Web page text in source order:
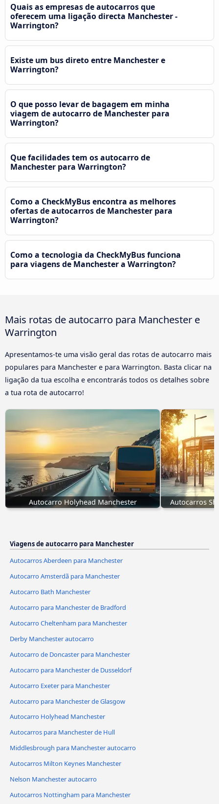
Quais as empresas de autocarros que
oferecem uma ligação directa Manchester -
Warrington?
Existe um bus direto entre Manchester e
Warrington?
O que posso levar de bagagem em minha
viagem de autocarro de Manchester para
Warrington?
Que facilidades tem os autocarro de
Manchester para Warrington?
Como a CheckMyBus encontra as melhores
ofertas de autocarros de Manchester para
Warrington?
Como a tecnologia da CheckMyBus funciona
para viagens de Manchester a Warrington?
Mais rotas de autocarro para Manchester e
Warrington
Apresentamos-te uma visão geral das rotas de autocarro mais
populares para Manchester e para Warrington. Basta clicar na
ligação da tua escolha e encontrarás todos os detalhes sobre
a tua rota de autocarro!
Autocarro Holyhead Manchester Autocarros
Viagens de autocarro para Manchester
Autocarros Aberdeen para Manchester
Autocarro Amsterdã para Manchester
Autocarro Bath Manchester
Autocarro para Manchester de Bradford
Autocarro Cheltenham para Manchester
Derby Manchester autocarro
Autocarro de Doncaster para Manchester
Autocarro para Manchester de Dusseldorf
Autocarro Exeter para Manchester
Autocarro para Manchester de Glasgow
Autocarro Holyhead Manchester
Autocarros para Manchester de Hull
Middlesbrough para Manchester autocarro
Autocarros Milton Keynes Manchester
Nelson Manchester autocarro
Autocarros Nottingham para Manchester